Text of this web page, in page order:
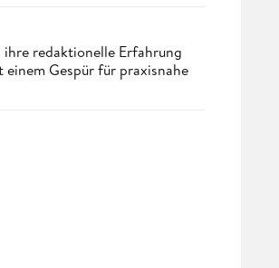
redaktionelle Erfahrung
Gespür für praxisnahe